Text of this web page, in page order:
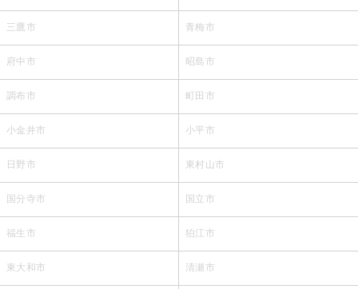
三鷹市 青梅市
府中市 昭島市
調布市 町田市
小金井市 小平市
日野市 東村山市
国分寺市 国立市
福生市 狛江市
東大和市 清瀬市